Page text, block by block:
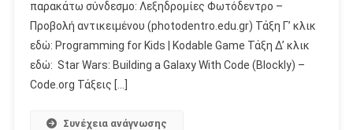
παρακάτω σύνδεσμο: Λεξηδρομίες Φωτόδεντρο –
Προβολή αντικειμένου (photodentro.edu.gr) Τάξη Γ’ κλικ
εδώ: Programming for Kids | Kodable Game Τάξη Δ’ κλικ
εδώ: Star Wars: Building a Galaxy With Code (Blockly) –
Code.org Τάξεις […]
Συνέχεια ανάγνωσης